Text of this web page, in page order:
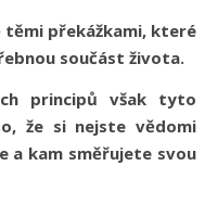
těmi překážkami, které
součást života.
principů však tyto
že si nejste vědomi
a kam směřujete svou